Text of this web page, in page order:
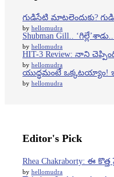
గుడిసేటి మాటలెందుకు?
by hellomudra
Shubman Gill..
by hellomudra
HIT-3 Review: నాని
by hellomudra
యుద్ధమంటే
by hellomudra
Editor's Pick
Rhea Chakraborty: ఈ
by hellomudra